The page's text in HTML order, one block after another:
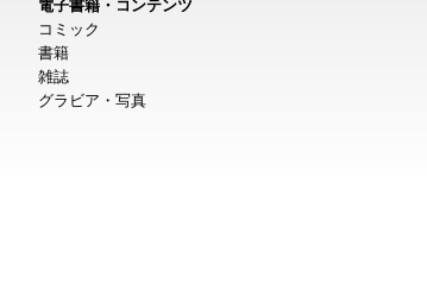
電子書籍・コンテンツ
コミック
書籍
雑誌
グラビア・写真